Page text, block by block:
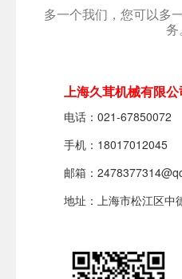
多一个我们，您可以多
务。
上海久茸机械有限公
电话：021-67850072
手机：18017012045
邮箱：
地址：上海市松江区中